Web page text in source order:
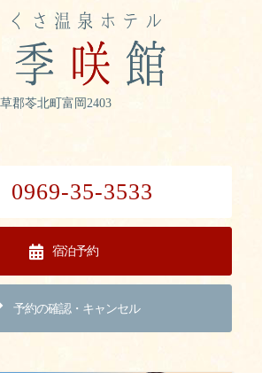
郡苓北町富岡2403
0969-35-3533
宿泊予約
予約の確認・キャンセル